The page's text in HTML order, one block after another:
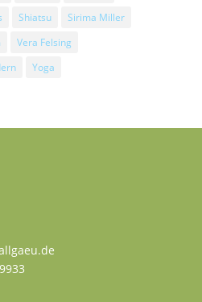
Shiatsu
Sirima Miller
Vera Felsing
Yoga